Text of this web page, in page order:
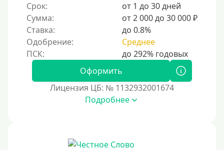
Срок:
от 1 до 30 дней
Сумма:
от 2 000 до 30 000 ₽
Ставка:
до 0.8%
Одобрение:
Среднее
Оформить
Лицензия ЦБ: № 1132932001674
Подробнее